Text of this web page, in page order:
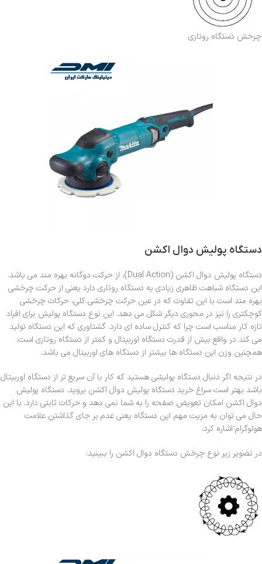
چرخش ذستگاه روتاری
دستگاه پولیش دوال اکشن
دستگاه پولیش دوال اکشن (Dual Action)، از حرکت دوگانه بهره مند می باشد.
این دستگاه شباهت ظاهری زیادی به دستگاه روتاری دارد یعنی از حرکت چرخشی
بهره مند است با این تفاوت که در عین حرکت چرخشی کلی، حرکات چرخشی
کوچکتری را نیز در محوری دیگر شکل می دهد. این نوع دستگاه پولیش برای افراد
تازه کار مناسب است چرا که کنترل ساده ای دارد. گشتاوری که این دستگاه تولید
می کند در واقع بیش از قدرت دستگاه اوربیتال و کمتر از دستگاه روتاری است.
همچنین وزن این دستگاه ها بیشتر از دستگاه های اوربیتال می باشد.
در نتیجه اگر دنبال دستگاه پولیشی هستید که کار با آن سریع تر از دستگاه اوربیتال
باشد بهتر است سراغ خرید دستگاه پولیش دوال اکشن بروید. دستگاه پولیش
دوال اکشن امکان تعویض صفحه را به شما نمی دهد و حرکات ثابتی دارد. با این
حال می توان به مزیت مهم این دستگاه یعنی عدم بر جای گذاشتن علامت
هولوگرام اشاره کرد.
در تصویر زیر نوع چرخش دستگاه دوال اکشن را ببینید: